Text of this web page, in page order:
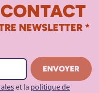
NEWSLETTER *
et la politique de